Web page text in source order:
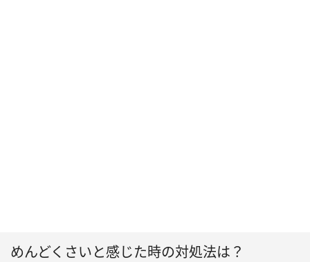
めんどくさいと感じた時の対処法は？